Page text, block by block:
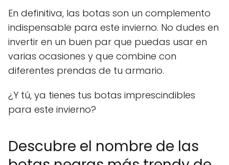
En definitiva, las botas son un complemento
indispensable para este invierno. No dudes en
invertir en un buen par que puedas usar en
varias ocasiones y que combine con
diferentes prendas de tu armario.
¿Y tú, ya tienes tus botas imprescindibles
para este invierno?
Descubre el nombre de las